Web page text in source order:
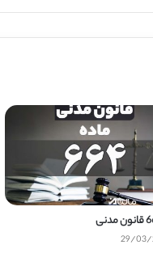
29/03/